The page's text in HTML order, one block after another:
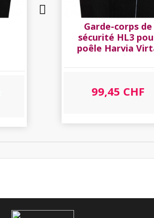
Garde-corps de
sécurité HL3
poêle Harvia
99,45 CHF